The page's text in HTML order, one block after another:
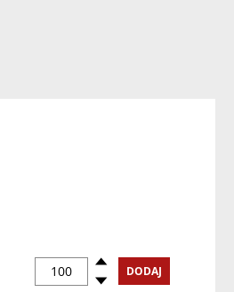
Zmanjšaj
PovečajDODAJ